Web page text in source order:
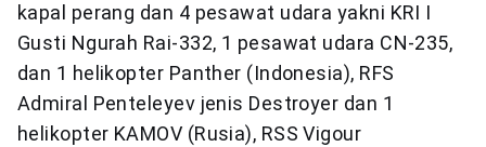
kapal perang dan 4 pesawat udara yakni KRI I
Gusti Ngurah Rai-332, 1 pesawat udara CN-235,
dan 1 helikopter Panther (Indonesia), RFS
Admiral Penteleyev jenis Destroyer dan 1
helikopter KAMOV (Rusia), RSS Vigour